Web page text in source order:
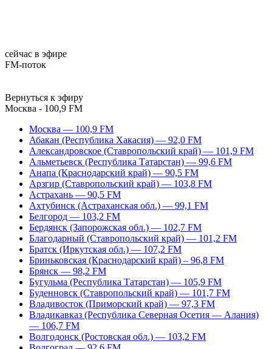
сейчас в эфире
FM-поток
Вернуться к эфиру
Москва - 100,9 FM
Москва — 100,9 FM
Абакан (Республика Хакасия) — 92,0 FM
Александровское (Ставропольский край) — 101,9 FM
Альметьевск (Республика Татарстан) — 99,6 FM
Анапа (Краснодарский край) — 90,5 FM
Арзгир (Ставропольский край) — 103,8 FM
Астрахань — 90,5 FM
Ахтубинск (Астраханская обл.) — 99,1 FM
Белгород — 103,2 FM
Бердянск (Запорожская обл.) — 102,7 FM
Благодарный (Ставропольский край) — 101,2 FM
Братск (Иркутская обл.) — 107,2 FM
Бриньковская (Краснодарский край) – 96,8 FM
Брянск — 98,2 FM
Бугульма (Республика Татарстан) — 105,9 FM
Буденновск (Ставропольский край) — 101,7 FM
Владивосток (Приморский край) — 97,3 FM
Владикавказ (Республика Северная Осетия — Алания)
— 106,7 FM
Волгодонск (Ростовская обл.) — 103,2 FM